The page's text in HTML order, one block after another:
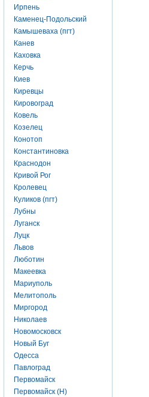
Ирпень
Каменец-Подольский
Камышеваха (пгт)
Канев
Каховка
Керчь
Киев
Киревцы
Кировоград
Ковель
Козелец
Конотоп
Константиновка
Краснодон
Кривой Рог
Кролевец
Куликов (пгт)
Лубны
Луганск
Луцк
Львов
Люботин
Макеевка
Мариуполь
Мелитополь
Миргород
Николаев
Новомосковск
Новый Буг
Одесса
Павлоград
Первомайск
Первомайск (Н)